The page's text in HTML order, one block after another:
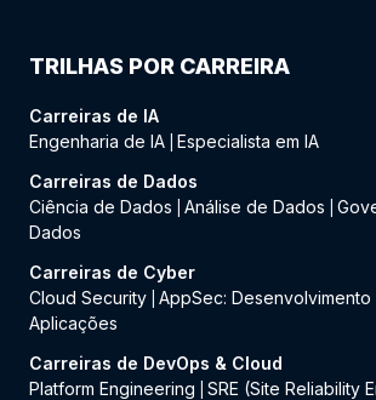
TRILHAS POR CARREIRA
Carreiras de IA
Engenharia de IA Especialista em IA
Carreiras de Dados
Ciência de Dados
Análise de Dados
Dados
Carreiras de Cyber
Cloud Security AppSec:
Aplicações
Carreiras de DevOps & Cloud
Platform Engineering
SRE (Site Reliability